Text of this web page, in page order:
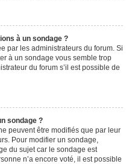
à un sondage ?
par les administrateurs du forum. Si
à un sondage vous semble trop
du forum s’il est possible de
sondage ?
peuvent être modifiés que par leur
Pour modifier un sondage,
du sujet car le sondage est
n’a encore voté, il est possible